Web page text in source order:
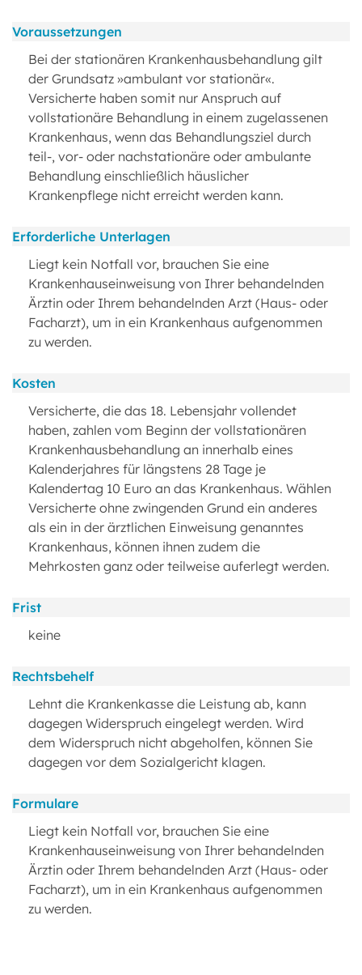
Voraussetzungen
Bei der stationären Krankenhausbehandlung gilt
der Grundsatz »ambulant vor stationär«.
Versicherte haben somit nur Anspruch auf
vollstationäre Behandlung in einem zugelassenen
Krankenhaus, wenn das Behandlungsziel durch
teil-, vor- oder nachstationäre oder ambulante
Behandlung einschließlich häuslicher
Krankenpflege nicht erreicht werden kann.
Erforderliche Unterlagen
Liegt kein Notfall vor, brauchen Sie eine
Krankenhauseinweisung von Ihrer behandelnden
Ärztin oder Ihrem behandelnden Arzt (Haus- oder
Facharzt), um in ein Krankenhaus aufgenommen
zu werden.
Kosten
Versicherte, die das 18. Lebensjahr vollendet
haben, zahlen vom Beginn der vollstationären
Krankenhausbehandlung an innerhalb eines
Kalenderjahres für längstens 28 Tage je
Kalendertag 10 Euro an das Krankenhaus. Wählen
Versicherte ohne zwingenden Grund ein anderes
als ein in der ärztlichen Einweisung genanntes
Krankenhaus, können ihnen zudem die
Mehrkosten ganz oder teilweise auferlegt werden.
Frist
keine
Rechtsbehelf
Lehnt die Krankenkasse die Leistung ab, kann
dagegen Widerspruch eingelegt werden. Wird
dem Widerspruch nicht abgeholfen, können Sie
dagegen vor dem Sozialgericht klagen.
Formulare
Liegt kein Notfall vor, brauchen Sie eine
Krankenhauseinweisung von Ihrer behandelnden
Ärztin oder Ihrem behandelnden Arzt (Haus- oder
Facharzt), um in ein Krankenhaus aufgenommen
zu werden.